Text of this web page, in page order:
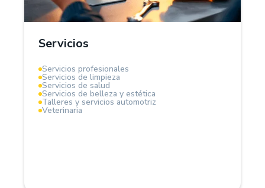
Servicios
Servicios profesionales
Servicios de limpieza
Servicios de salud
Servicios de belleza y estética
Talleres y servicios automotriz
Veterinaria
ingresos y egresos. Es ideal para servicios por
horas, contratos fijos o proyectos.
Mantén el control total de tu flujo de caja y rentabilidad.